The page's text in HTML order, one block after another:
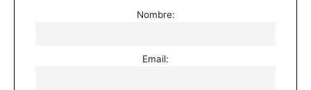
Nombre:
Email: